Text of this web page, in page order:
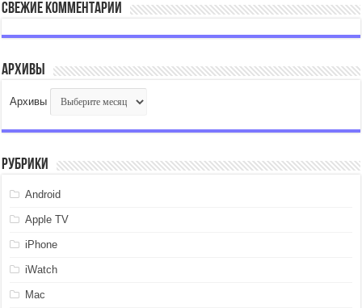
Свежие комментарии
Архивы
Архивы
Рубрики
Android
Apple TV
iPhone
iWatch
Mac